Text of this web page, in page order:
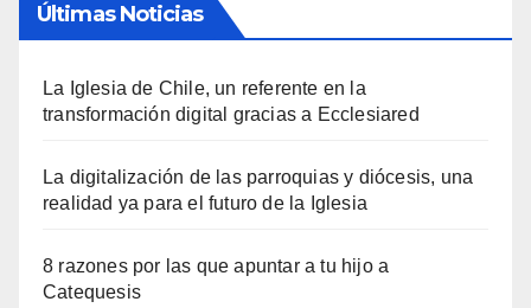
Últimas Noticias
La Iglesia de Chile, un referente en la
transformación digital gracias a Ecclesiared
La digitalización de las parroquias y diócesis, una
realidad ya para el futuro de la Iglesia
8 razones por las que apuntar a tu hijo a
Catequesis